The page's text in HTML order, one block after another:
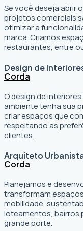
Se você deseja abrir
projetos comerciais
otimizar a
marca. Criamos
restaurantes, entre
Design de
Corda
O design de
ambiente tenha sua
criar espaços que
respeitando as
clientes.
Arquiteto
Corda
Planejamos e
transformam
mobilidade,
loteamentos, bairros
grande porte.